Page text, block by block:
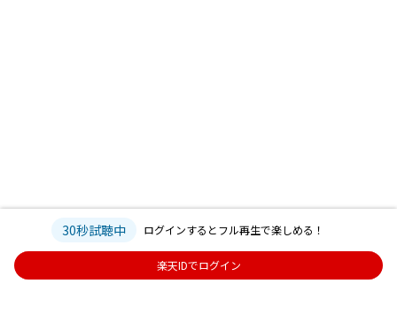
30秒試聴中 ログインするとフル再生で楽しめる！
楽天IDでログイン